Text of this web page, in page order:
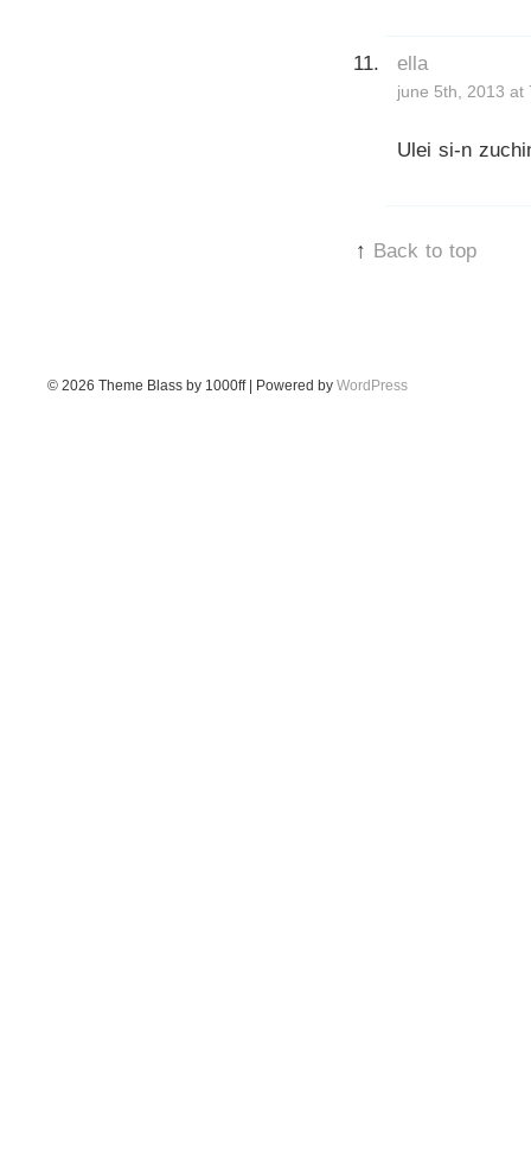
ella
june 5th, 2013 at
Ulei si-n
↑ Back to top
© 2026 Theme Blass by 1000ff | Powered by WordPress